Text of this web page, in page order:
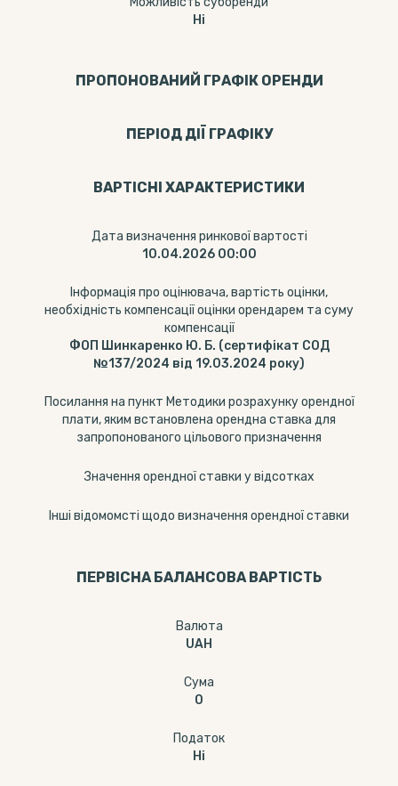
Ні
ПРОПОНОВАНИЙ ГРАФІК ОРЕНДИ
ПЕРІОД ДІЇ ГРАФІКУ
ВАРТІСНІ ХАРАКТЕРИСТИКИ
Дата визначення ринкової вартості
10.04.2026 00:00
Інформація про оцінювача, вартість оцінки,
необхідність компенсації оцінки орендарем та суму
компенсації
ФОП Шинкаренко Ю. Б. (сертифікат СОД
№137/2024 від 19.03.2024 року)
Посилання на пункт Методики розрахунку орендної
плати, яким встановлена орендна ставка для
запропонованого цільового призначення
Значення орендної ставки у відсотках
Інші відомомсті щодо визначення орендної ставки
ПЕРВІСНА БАЛАНСОВА ВАРТІСТЬ
Валюта
UAH
Сума
0
Податок
Ні